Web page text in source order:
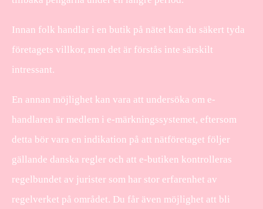
Innan folk handlar i en butik på nätet kan du säkert tyda
företagets villkor, men det är förstås inte särskilt
intressant.
En annan möjlighet kan vara att undersöka om e-
handlaren är medlem i e-märkningssystemet, eftersom
detta bör vara en indikation på att nätföretaget följer
gällande danska regler och att e-butiken kontrolleras
regelbundet av jurister som har stor erfarenhet av
regelverket på området. Du får även möjlighet att bli